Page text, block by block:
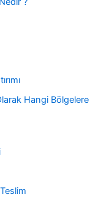
Hangi Bölgelere